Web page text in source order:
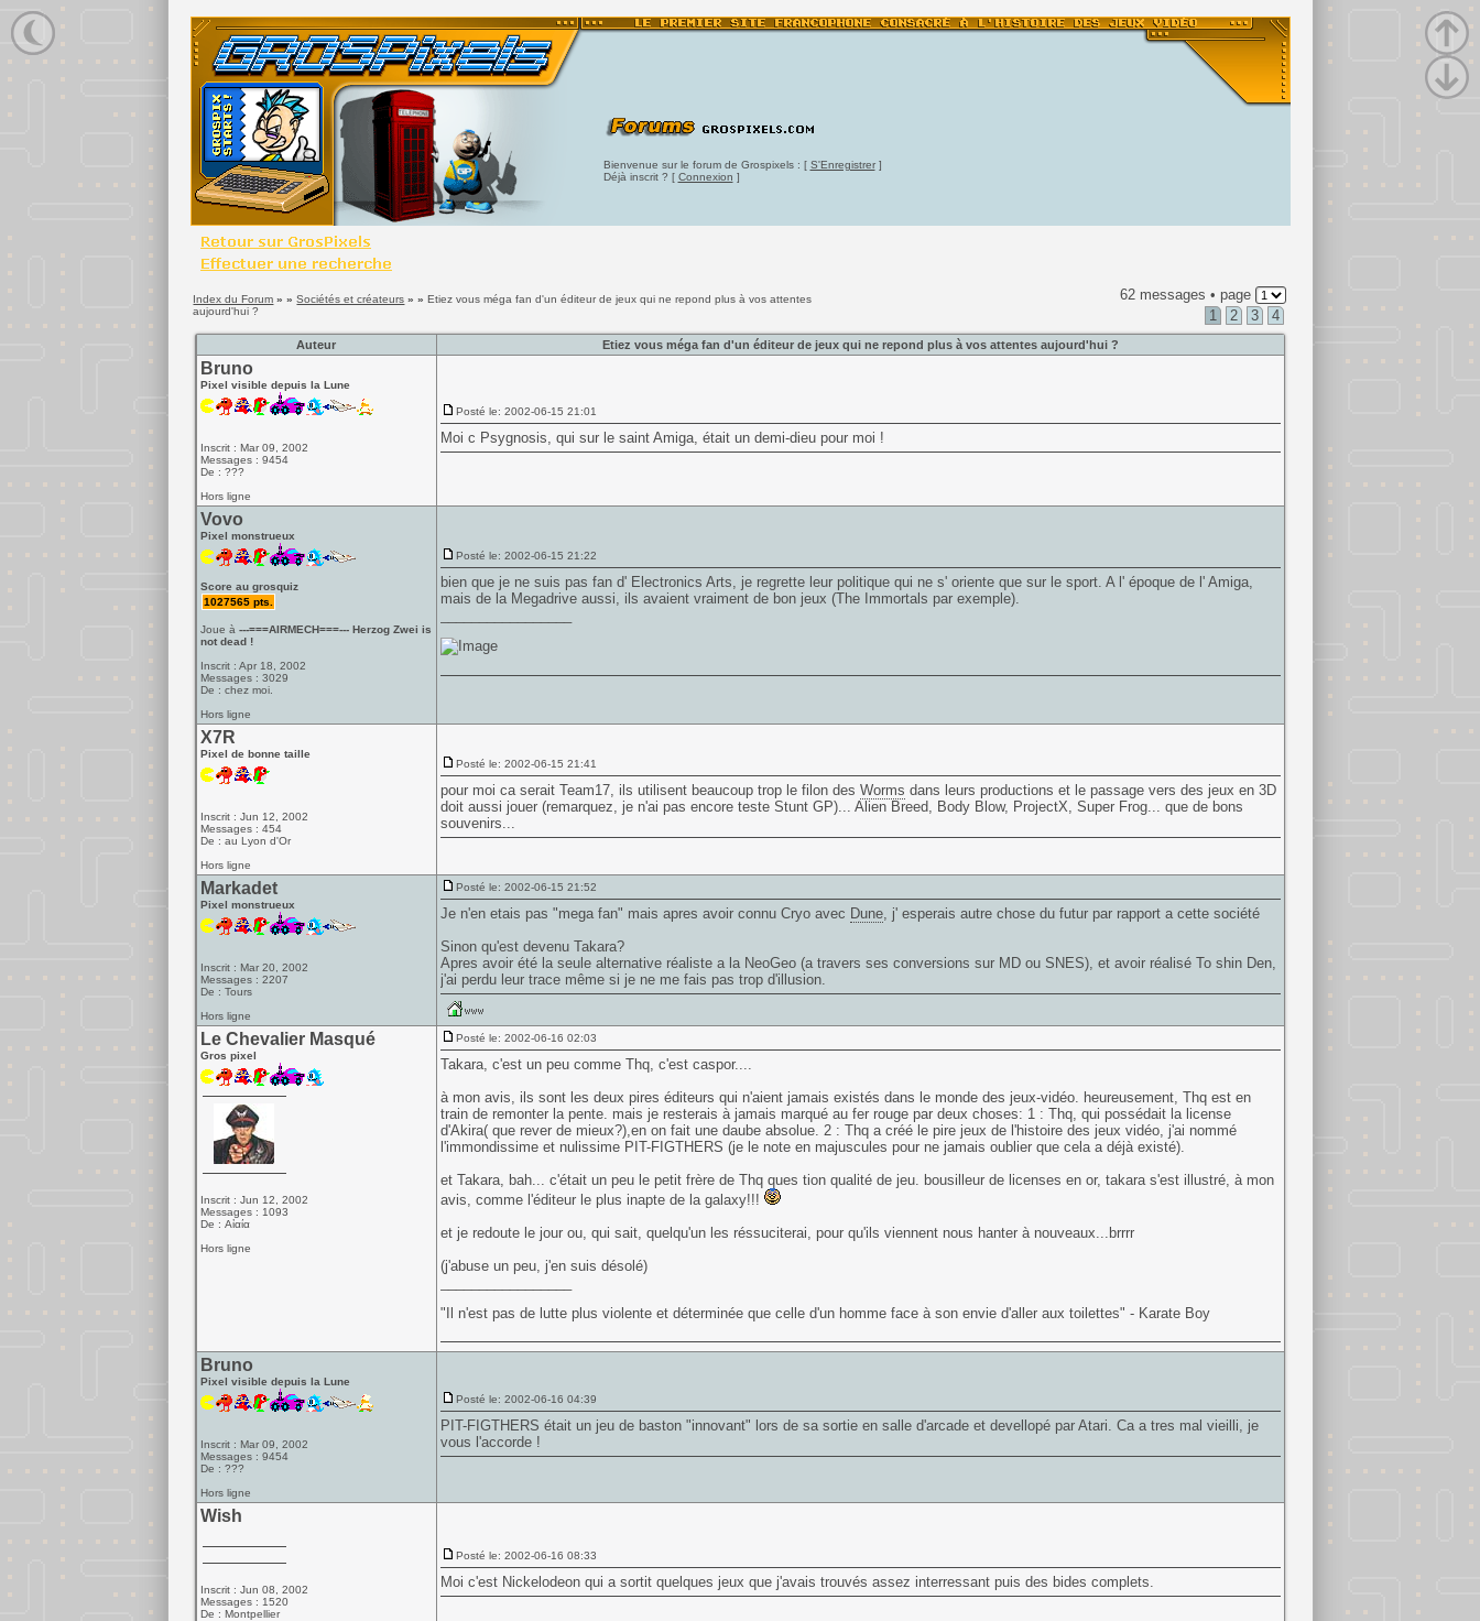
Bienvenue sur le forum de Grospixels : [ S'Enregistrer]
Déjà inscrit ? [ Connexion ]
Index du Forum » »Sociétés et créateurs » »Etiez vous méga fan d'un éditeur de jeux qui ne repond plus à vos attentes
aujourd'hui ?
62 messages • page
1
2 3 4
Auteur Etiez vous méga fan d'un éditeur de jeux qui ne repond plus à vos attentes aujourd'hui ?
Bruno
Pixel visible depuis la Lune
Inscrit : Mar 09, 2002
Messages : 9454
De : ???
Hors ligne
Posté le: 2002-06-15 21:01
Moi c Psygnosis, qui sur le saint Amiga, était un demi-dieu pour moi !
Vovo
Pixel monstrueux
Score au grosquiz
1027565 pts.
Joue à ---===AIRMECH===--- Herzog Zwei is
not dead !
Inscrit : Apr 18, 2002
Messages : 3029
De : chez moi.
Hors ligne
Posté le: 2002-06-15 21:22
bien que je ne suis pas fan d' Electronics Arts, je regrette leur politique qui ne s' oriente que sur le sport. A l' époque de l' Amiga,
mais de la Megadrive aussi, ils avaient vraiment de bon jeux (The Immortals par exemple).
X7R
Pixel de bonne taille
Inscrit : Jun 12, 2002
Messages : 454
De : au Lyon d'Or
Hors ligne
Posté le: 2002-06-15 21:41
pour moi ca serait Team17, ils utilisent beaucoup trop le filon des Worms dans leurs productions et le passage vers des jeux en 3D
doit aussi jouer (remarquez, je n'ai pas encore teste Stunt GP)... Alien Breed, Body Blow, ProjectX, Super Frog... que de bons
souvenirs...
Markadet
Pixel monstrueux
Inscrit : Mar 20, 2002
Messages : 2207
De : Tours
Hors ligne
Posté le: 2002-06-15 21:52
Je n'en etais pas "mega fan" mais apres avoir connu Cryo avec Dune, j' esperais autre chose du futur par rapport a cette société
Sinon qu'est devenu Takara?
Apres avoir été la seule alternative réaliste a la NeoGeo (a travers ses conversions sur MD ou SNES), et avoir réalisé To shin Den,
j'ai perdu leur trace même si je ne me fais pas trop d'illusion.
Le Chevalier Masqué
Gros pixel
Inscrit : Jun 12, 2002
Messages : 1093
De : Αἰαία
Hors ligne
Posté le: 2002-06-16 02:03
Takara, c'est un peu comme Thq, c'est caspor....
à mon avis, ils sont les deux pires éditeurs qui n'aient jamais existés dans le monde des jeux-vidéo. heureusement, Thq est en
train de remonter la pente. mais je resterais à jamais marqué au fer rouge par deux choses: 1 : Thq, qui possédait la license
d'Akira( que rever de mieux?),en on fait une daube absolue. 2 : Thq a créé le pire jeux de l'histoire des jeux vidéo, j'ai nommé
l'immondissime et nulissime PIT-FIGTHERS (je le note en majuscules pour ne jamais oublier que cela a déjà existé).
et Takara, bah... c'était un peu le petit frère de Thq ques tion qualité de jeu. bousilleur de licenses en or, takara s'est illustré, à mon
avis, comme l'éditeur le plus inapte de la galaxy!!!
et je redoute le jour ou, qui sait, quelqu'un les réssuciterai, pour qu'ils viennent nous hanter à nouveaux...brrrr
(j'abuse un peu, j'en suis désolé)
"Il n'est pas de lutte plus violente et déterminée que celle d'un homme face à son envie d'aller aux toilettes" - Karate Boy
Bruno
Pixel visible depuis la Lune
Inscrit : Mar 09, 2002
Messages : 9454
De : ???
Hors ligne
Posté le: 2002-06-16 04:39
PIT-FIGTHERS était un jeu de baston "innovant" lors de sa sortie en salle d'arcade et devellopé par Atari. Ca a tres mal vieilli, je
vous l'accorde !
Wish
Inscrit : Jun 08, 2002
Messages : 1520
De : Montpellier
Posté le: 2002-06-16 08:33
Moi c'est Nickelodeon qui a sortit quelques jeux que j'avais trouvés assez interressant puis des bides complets.